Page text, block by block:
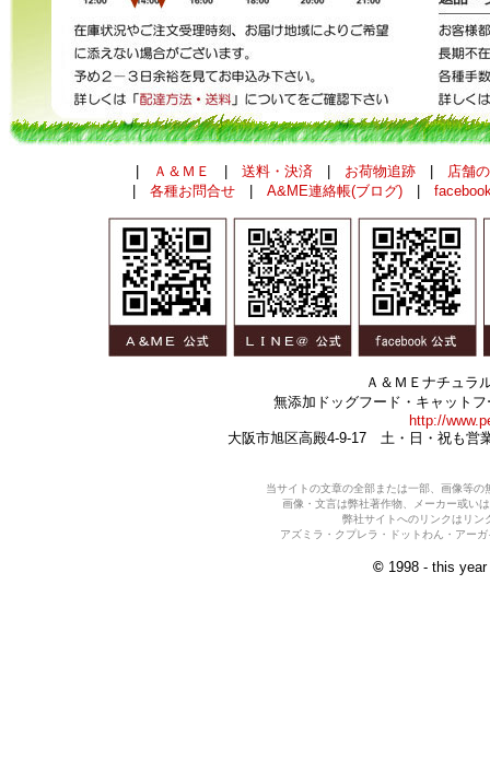
| Ａ＆ＭＥ | 送料・決済 | お荷物追跡 |
店舗
| 各種お問合せ| A&ME連絡帳(ブログ)|
Ａ＆ＭＥナチュラ
無添加ドッグフード・キャット
http://
大阪市旭区高殿4-9-17 土・日・祝も営
当サイトの文章の全部または一部、画像等
画像・文言は弊社著作物、メーカー或い
弊社サイトへのリンクはリン
アズミラ・クプレラ・ドットわん・アー
© 1998 - this